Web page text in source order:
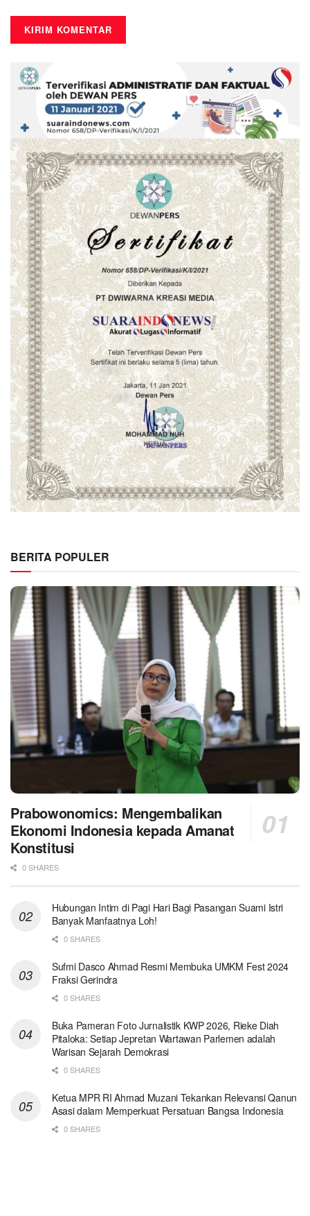
BERITA POPULER
Prabowonomics: Mengembalikan
Ekonomi Indonesia kepada Amanat
Konstitusi
0 SHARES
Hubungan Intim di Pagi Hari Bagi Pasangan Suami Istri
Banyak Manfaatnya Loh!
0 SHARES
Sufmi Dasco Ahmad Resmi Membuka UMKM Fest 2024
Fraksi Gerindra
0 SHARES
Buka Pameran Foto Jurnalistik KWP 2026, Rieke Diah
Pitaloka: Setiap Jepretan Wartawan Parlemen adalah
Warisan Sejarah Demokrasi
0 SHARES
Ketua MPR RI Ahmad Muzani Tekankan Relevansi Qanun
Asasi dalam Memperkuat Persatuan Bangsa Indonesia
0 SHARES